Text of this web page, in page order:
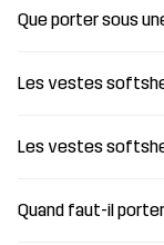
Que porter sous
Les vestes
Les vestes
Quand faut-il